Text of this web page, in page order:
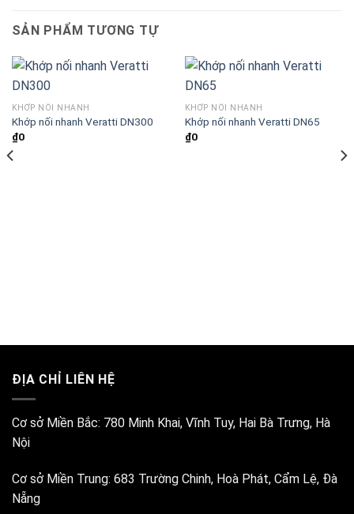
SẢN PHẨM TƯƠNG TỰ
KHỚP NỐI NHANH
Khớp nối nhanh Veratti DN300
₫0
KHỚP NỐI NHANH
Khớp nối nhanh Veratti DN65
₫0
ĐỊA CHỈ LIÊN HỆ
Cơ sở Miền Bắc: 780 Minh Khai, Vĩnh Tuy, Hai Bà Trưng, Hà
Nội
Cơ sở Miền Trung: 683 Trường Chinh, Hoà Phát, Cẩm Lệ, Đà
Nẵng